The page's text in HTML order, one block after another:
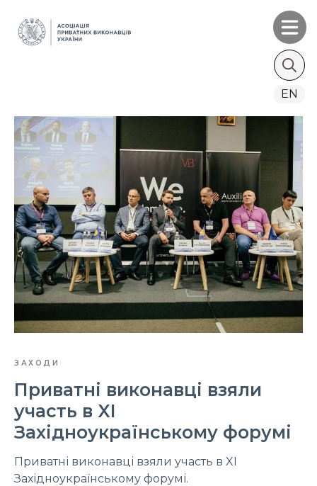
Search
EN
ЗАХОДИ
Приватні виконавці взяли
участь в XI
Західноукраїнському форумі
Приватні виконавці взяли участь в XI
Західноукраїнському форумі.